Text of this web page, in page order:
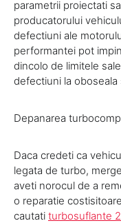
parametrii proiectati
producatorului
defectiuni ale
performantei pot
dincolo de limitele
defectiuni la
Depanarea
Daca credeti ca
legata de turbo,
aveti norocul de a
o reparatie
cautati turbosuflante